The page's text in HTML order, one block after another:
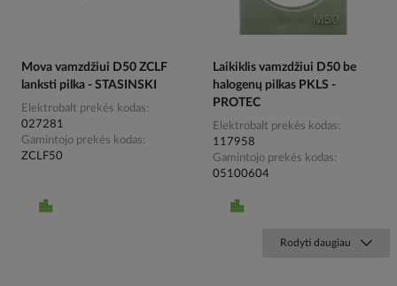
Mova vamzdžiui D50 ZCLF
lanksti pilka - STASINSKI
Elektrobalt prekės kodas
027281
Gamintojo prekės kodas
ZCLF50
Laikiklis vamzdžiui D50 be
halogenų pilkas PKLS -
PROTEC
Elektrobalt prekės kodas
117958
Gamintojo prekės kodas
05100604
Rodyti daugiau